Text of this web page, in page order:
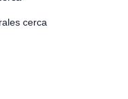
cerca